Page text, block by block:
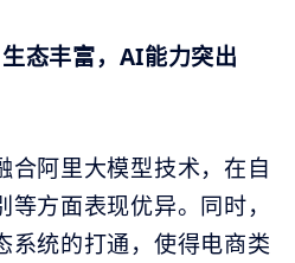
态丰富，AI能力突出
合阿里大模型技术，在自
方面表现优异。同时，
系统的打通，使得电商类